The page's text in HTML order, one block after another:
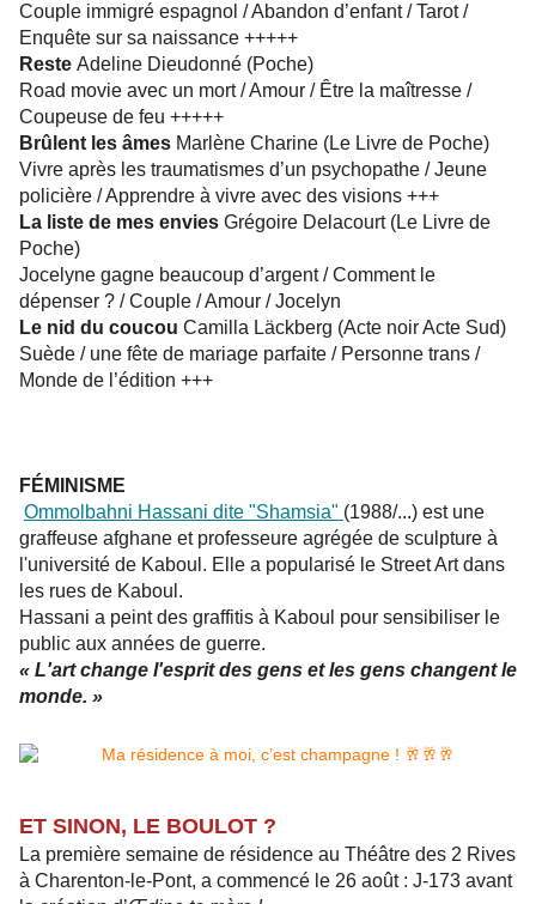
Couple immigré espagnol / Abandon d’enfant / Tarot /
Enquête sur sa naissance +++++
Reste Adeline Dieudonné (Poche)
Road movie avec un mort / Amour / Être la maîtresse /
Coupeuse de feu +++++
Brûlent les âmes Marlène Charine (Le Livre de Poche)
Vivre après les traumatismes d’un psychopathe / Jeune
policière / Apprendre à vivre avec des visions +++
La liste de mes envies Grégoire Delacourt (Le Livre de
Poche)
Jocelyne gagne beaucoup d’argent / Comment le
dépenser ? / Couple / Amour / Jocelyn
Le nid du coucou Camilla Läckberg (Acte noir Acte Sud)
Suède / une fête de mariage parfaite / Personne trans /
Monde de l’édition +++
FÉMINISME
Ommolbahni Hassani dite "Shamsia" (1988/...) est une
graffeuse afghane et professeure agrégée de sculpture à
l'université de Kaboul. Elle a popularisé le Street Art dans
les rues de Kaboul.
Hassani a peint des graffitis à Kaboul pour sensibiliser le
public aux années de guerre.
« L'art change l'esprit des gens et les gens changent le
monde. »
ET SINON, LE BOULOT ?
La première semaine de résidence au Théâtre des 2 Rives
à Charenton-le-Pont, a commencé le 26 août : J-173 avant